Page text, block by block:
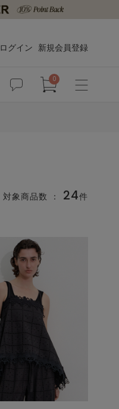
ログイン 新規会員登録
0
対象商品数 ： 24件